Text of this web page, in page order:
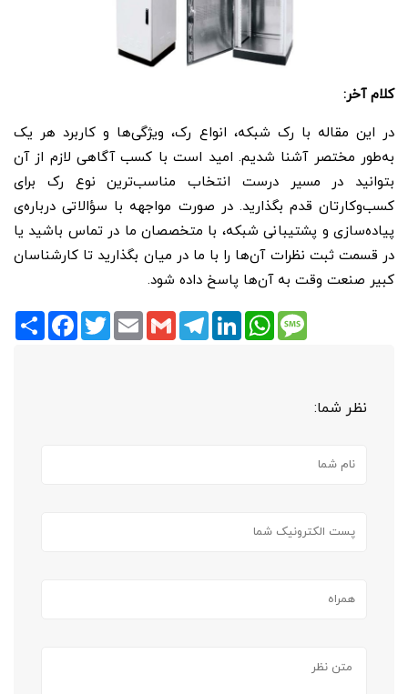
کلام آخر:
در این مقاله با رک شبکه، انواع رک، ویژگی‌ها و کاربرد هر یک
به‌طور مختصر آشنا شدیم. امید است با کسب آگاهی لازم از آن
بتوانید در مسیر درست انتخاب مناسب‌ترین نوع رک برای
کسب‌و‌کارتان قدم بگذارید. در صورت مواجهه با سؤالاتی درباره‌ی
پیاده‌سازی و پشتیبانی شبکه، با متخصصان ما در تماس باشید یا
در قسمت ثبت نظرات آن‌ها را با ما در میان بگذارید تا کارشناسان
کبیر صنعت وقت به آن‌ها پاسخ داده شود.
Share
FacebookTwitter Email Gmail
TelegramLinkedInWhatsAppMessage
نظر شما: